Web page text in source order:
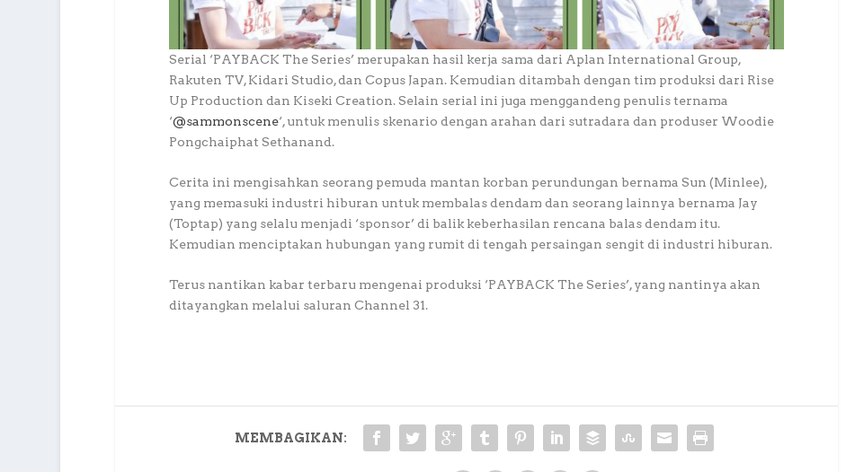
Serial ‘PAYBACK The Series’ merupakan hasil kerja sama dari Aplan International Group,
Rakuten TV, Kidari Studio, dan Copus Japan. Kemudian ditambah dengan tim produksi dari Rise
Up Production dan Kiseki Creation. Selain serial ini juga menggandeng penulis ternama
‘@sammonscene‘, untuk menulis skenario dengan arahan dari sutradara dan produser Woodie
Pongchaiphat Sethanand.
Cerita ini mengisahkan seorang pemuda mantan korban perundungan bernama Sun (Minlee),
yang memasuki industri hiburan untuk membalas dendam dan seorang lainnya bernama Jay
(Toptap) yang selalu menjadi ‘sponsor’ di balik keberhasilan rencana balas dendam itu.
Kemudian menciptakan hubungan yang rumit di tengah persaingan sengit di industri hiburan.
Terus nantikan kabar terbaru mengenai produksi ‘PAYBACK The Series’, yang nantinya akan
ditayangkan melalui saluran Channel 31.
MEMBAGIKAN: